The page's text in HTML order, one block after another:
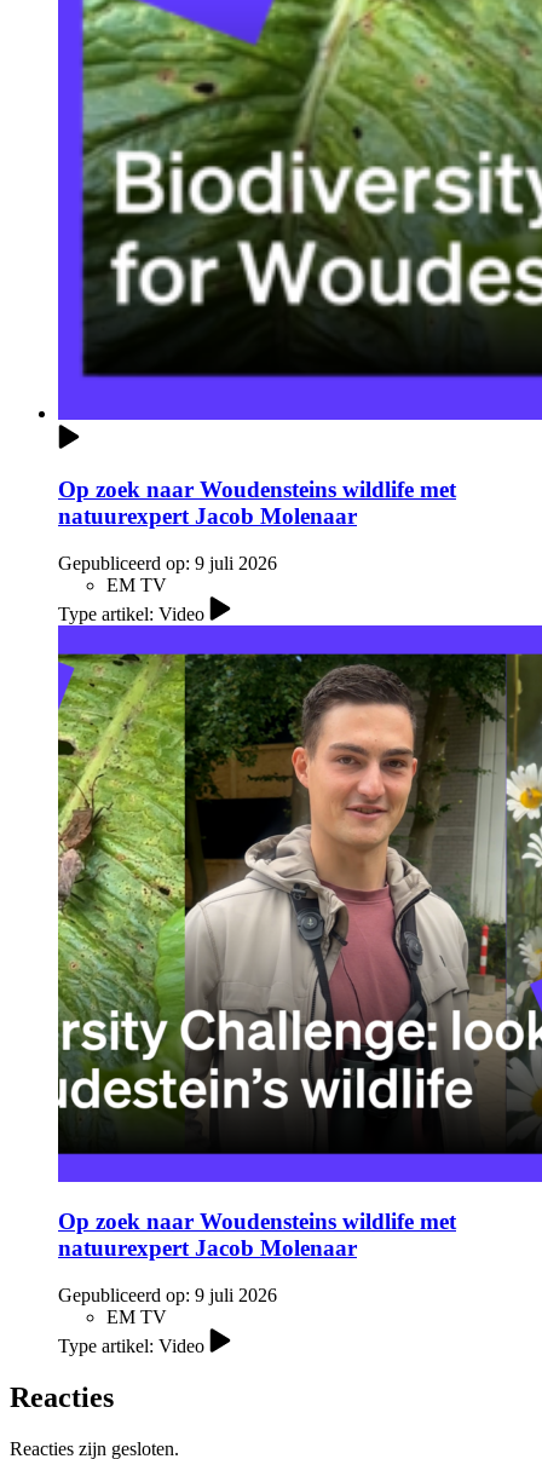
Op zoek naar Woudensteins wildlife met
natuurexpert Jacob Molenaar
Gepubliceerd op: 9 juli 2026
EM TV
Type artikel: Video
Op zoek naar Woudensteins wildlife met
natuurexpert Jacob Molenaar
Gepubliceerd op: 9 juli 2026
EM TV
Type artikel: Video
Reacties
Reacties zijn gesloten.